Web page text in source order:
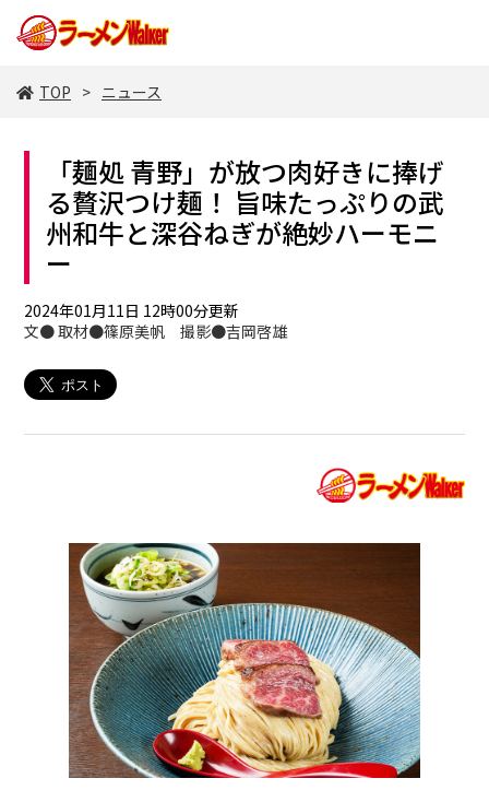
TOP ニュース
「麺処 青野」が放つ肉好きに捧げ
る贅沢つけ麺！ 旨味たっぷりの武
州和牛と深谷ねぎが絶妙ハーモニ
ー
2024年01月11日 12時00分更新
文● 取材●篠原美帆 撮影●吉岡啓雄